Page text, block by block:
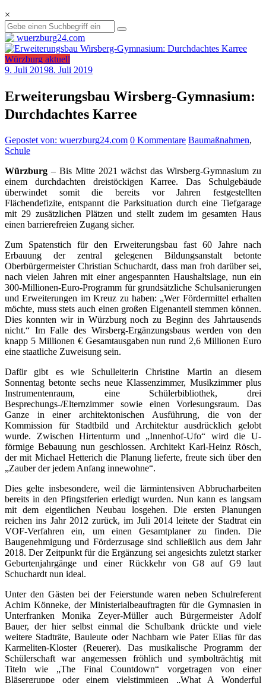
×
Würzburg aktuell
9. Juli 20198. Juli 2019
Erweiterungsbau Wirsberg-Gymnasium:
Durchdachtes Karree
Gepostet von: wuerzburg24.com 0 Kommentare Baumaßnahmen,
Schule
Würzburg – Bis Mitte 2021 wächst das Wirsberg-Gymnasium zu
einem durchdachten dreistöckigen Karree. Das Schulgebäude
überwindet somit die bereits vor Jahren festgestellten
Flächendefizite, entspannt die Parksituation durch eine Tiefgarage
mit 29 zusätzlichen Plätzen und stellt zudem im gesamten Haus
einen barrierefreien Zugang sicher.
Zum Spatenstich für den Erweiterungsbau fast 60 Jahre nach
Erbauung der zentral gelegenen Bildungsanstalt betonte
Oberbürgermeister Christian Schuchardt, dass man froh darüber sei,
nach vielen Jahren mit einer angespannten Haushaltslage, nun ein
300-Millionen-Euro-Programm für grundsätzliche Schulsanierungen
und Erweiterungen im Kreuz zu haben: „Wer Fördermittel erhalten
möchte, muss stets auch einen großen Eigenanteil stemmen können.
Dies konnten wir in Würzburg noch zu Beginn des Jahrtausends
nicht.“ Im Falle des Wirsberg-Ergänzungsbaus werden von den
knapp 5 Millionen € Gesamtausgaben nun rund 2,6 Millionen Euro
eine staatliche Zuweisung sein.
Dafür gibt es wie Schulleiterin Christine Martin an diesem
Sonnentag betonte sechs neue Klassenzimmer, Musikzimmer plus
Instrumentenraum, eine Schülerbibliothek, drei
Besprechungs-/Elternzimmer sowie einen Vorlesungsraum. Das
Ganze in einer architektonischen Ausführung, die von der
Kommission für Stadtbild und Architektur ausdrücklich gelobt
wurde. Zwischen Hirtenturm und „Innenhof-Ufo“ wird die U-
förmige Bebauung nun geschlossen. Architekt Karl-Heinz Rösch,
der mit Michael Hetterich die Planung lieferte, freute sich über den
„Zauber der jedem Anfang innewohne“.
Dies gelte insbesondere, weil die lärmintensiven Abbrucharbeiten
bereits in den Pfingstferien erledigt wurden. Nun kann es langsam
mit dem eigentlichen Neubau losgehen. Die ersten Planungen
reichen ins Jahr 2012 zurück, im Juli 2014 leitete der Stadtrat ein
VOF-Verfahren ein, um einen Gesamtplaner zu finden. Die
Baugenehmigung und Förderzusage sind schließlich aus dem Jahr
2018. Der Zeitpunkt für die Ergänzung sei angesichts zuletzt starker
Geburtenjahrgänge und einer Rückkehr von G8 auf G9 laut
Schuchardt nun ideal.
Unter den Gästen bei der Feierstunde waren neben Schulreferent
Achim Könneke, der Ministerialbeauftragten für die Gymnasien in
Unterfranken Monika Zeyer-Müller auch Bürgermeister Adolf
Bauer, der hier selbst einmal die Schulbank drückte und viele
weitere Stadträte, Bauleute oder Nachbarn wie Pater Elias für das
Karmeliten-Kloster (Reuerer). Das musikalische Programm der
Schülerschaft war angemessen fröhlich und symbolträchtig mit
Titeln wie „The Final Countdown“ vorgetragen von einer
Bläsergruppe oder einem vielstimmigen „What A Wonderful